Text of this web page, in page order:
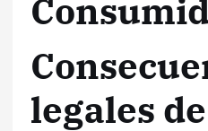
legales